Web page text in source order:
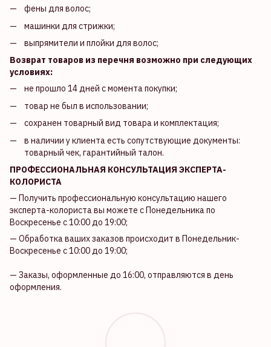
фены для волос;
машинки для стрижки;
выпрямители и плойки для волос;
Возврат товаров из перечня возможно при следующих
условиях:
не прошло 14 дней с момента покупки;
товар не был в использовании;
сохранен товарный вид товара и комплектация;
в наличии у клиента есть сопутствующие документы:
товарный чек, гарантийный талон.
ПРОФЕССИОНАЛЬНАЯ КОНСУЛЬТАЦИЯ ЭКСПЕРТА-
КОЛОРИСТА
— Получить профессиональную консультацию нашего
эксперта-колориста вы можете с Понедельника по
Воскресенье с 10:00 до 19:00;
— Обработка ваших заказов происходит в Понедельник-
Воскресенье с 10:00 до 19:00;
— Заказы, оформленные до 16:00, отправляются в день
оформления.